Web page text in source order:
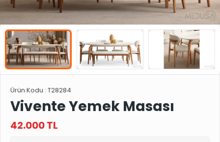
Ürün Kodu : T28284
Vivente Yemek Masası
42.000TL